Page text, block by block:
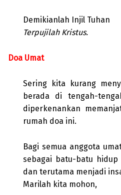
Demikianlah Injil Tuhan
Terpujilah Kristus.
Doa Umat
Sering kita kurang
berada di tengah-
diperkenankan
rumah doa ini.
Bagi semua anggota
sebagai batu-batu
dan terutama menjadi
Marilah kita mohon,